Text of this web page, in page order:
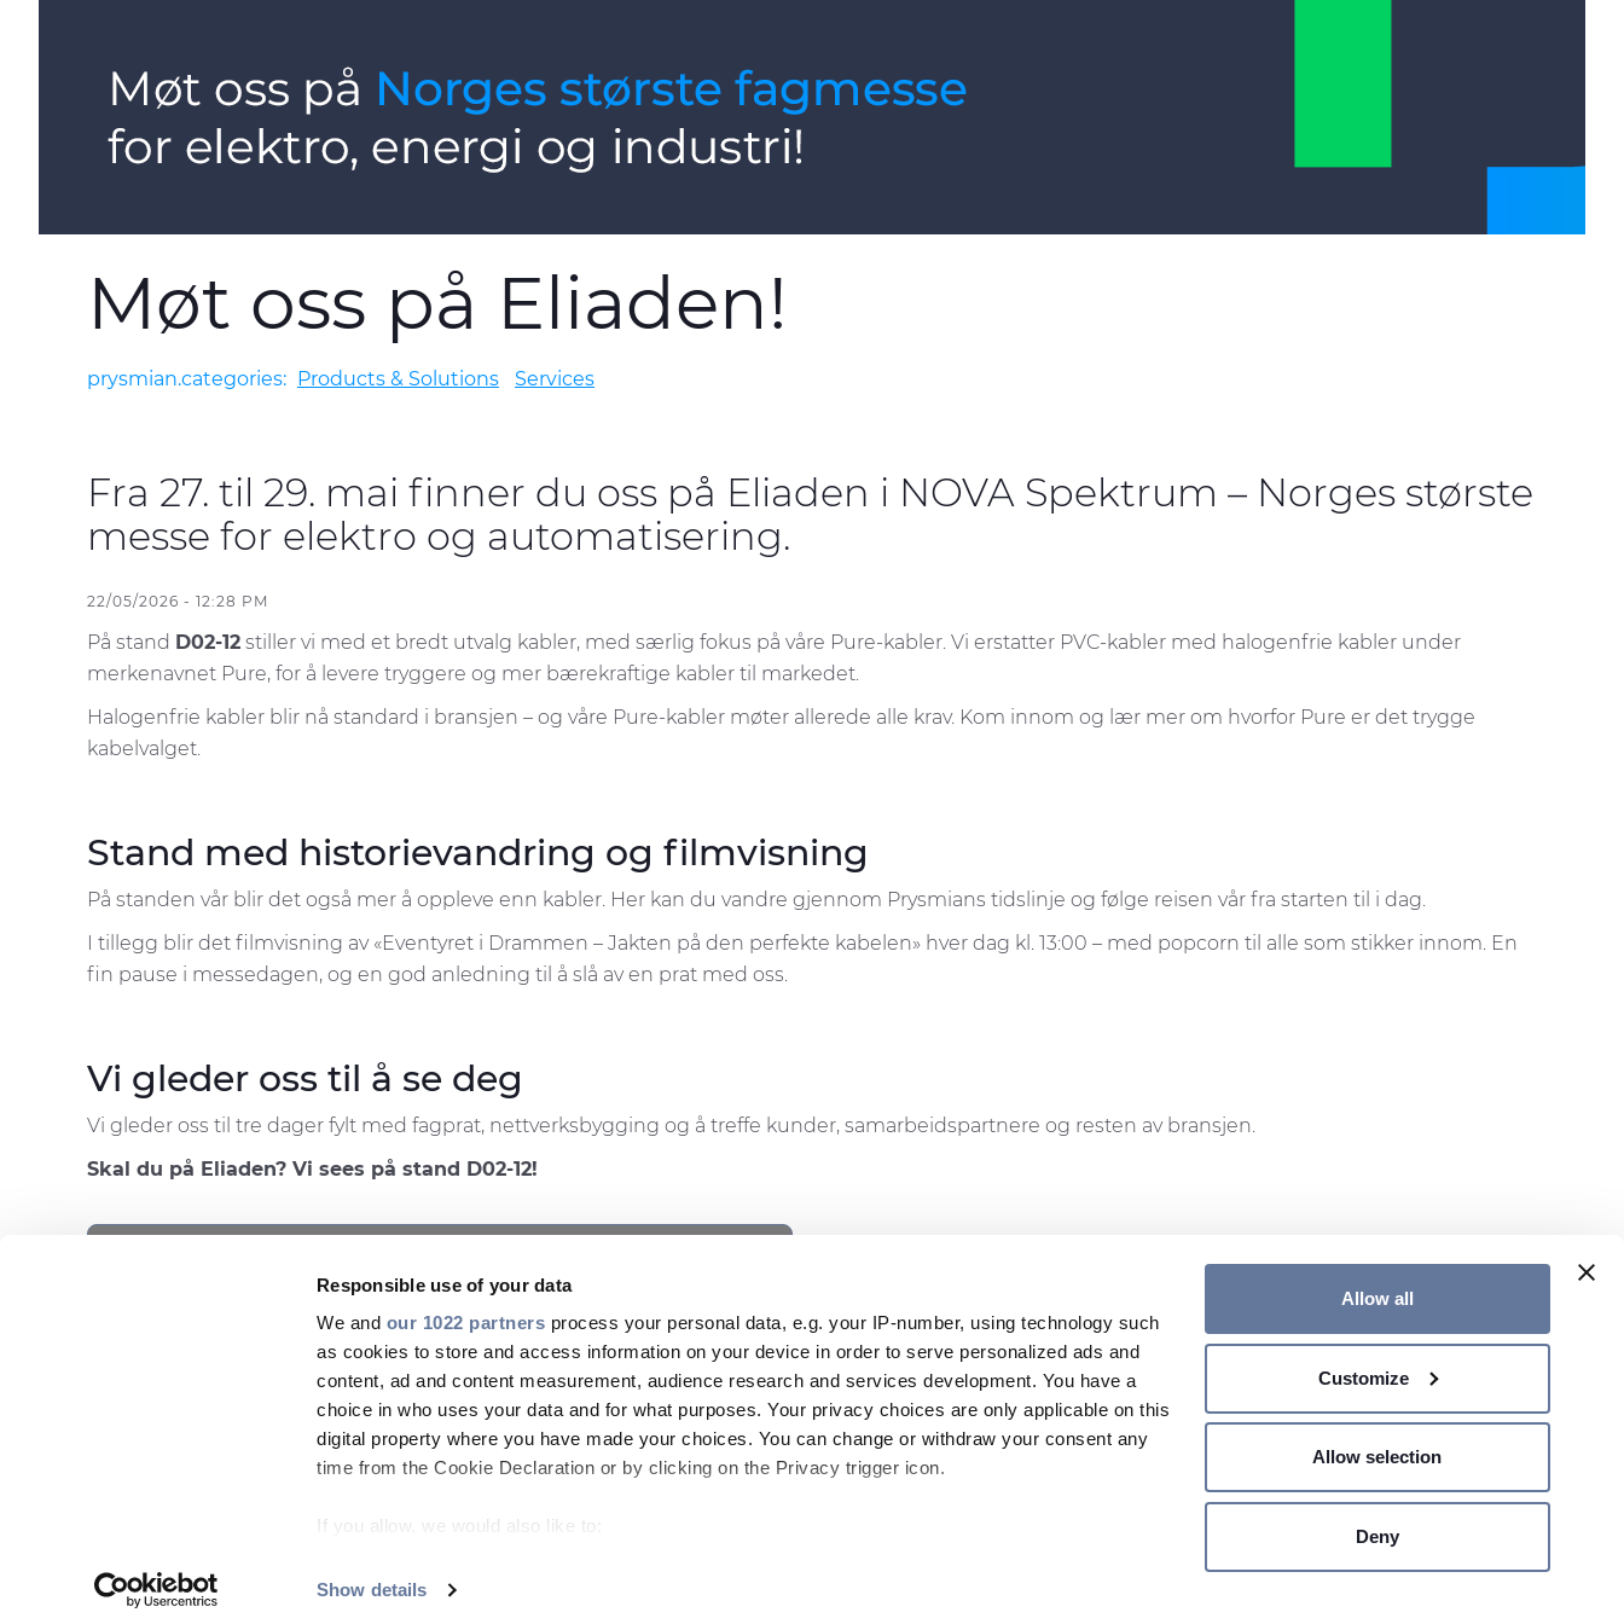
Responsible use of your data
We and our 1022 partners process your personal data, e.g. your IP-number, using technology such
as cookies to store and access information on your device in order to serve personalized ads and
content, ad and content measurement, audience research and services development. You have a
choice in who uses your data and for what purposes. Your privacy choices are only applicable on this
digital property where you have made your choices. You can change or withdraw your consent any
time from the Cookie Declaration or by clicking on the Privacy trigger icon.
If you allow, we would also like to:
meters
Show details
Allow all
Customize
Allow selection
Deny
Møt oss på Eliaden!
prysmian.categories: Products & Solutions Services
Fra 27. til 29. mai finner du oss på Eliaden i NOVA Spektrum – Norges største
messe for elektro og automatisering.
22/05/2026 - 12:28 PM
På stand D02-12 stiller vi med et bredt utvalg kabler, med særlig fokus på våre Pure-kabler. Vi erstatter PVC-kabler med halogenfrie kabler under
merkenavnet Pure, for å levere tryggere og mer bærekraftige kabler til markedet.
Halogenfrie kabler blir nå standard i bransjen – og våre Pure-kabler møter allerede alle krav. Kom innom og lær mer om hvorfor Pure er det trygge
kabelvalget.
Stand med historievandring og filmvisning
På standen vår blir det også mer å oppleve enn kabler. Her kan du vandre gjennom Prysmians tidslinje og følge reisen vår fra starten til i dag.
I tillegg blir det filmvisning av «Eventyret i Drammen – Jakten på den perfekte kabelen» hver dag kl. 13:00 – med popcorn til alle som stikker innom. En
fin pause i messedagen, og en god anledning til å slå av en prat med oss.
Vi gleder oss til å se deg
Vi gleder oss til tre dager fylt med fagprat, nettverksbygging og å treffe kunder, samarbeidspartnere og resten av bransjen.
Skal du på Eliaden? Vi sees på stand D02-12!
accept STATISTICS cookiesto access this content.
Footer
top
KONTAKT OSS GLOBAL HJEMMESIDE
KONTAKT OSS SØK ETTER PRODUKTER